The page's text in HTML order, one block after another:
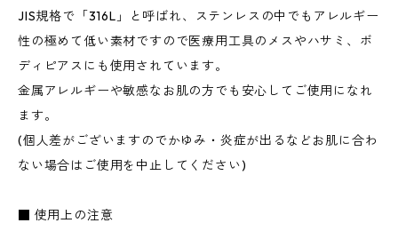
JIS規格で「316L」と呼ばれ、ステンレスの中でもアレルギー
性の極めて低い素材ですので医療用工具のメスやハサミ、ボ
ディピアスにも使用されています。
金属アレルギーや敏感なお肌の方でも安心してご使用になれ
ます。
(個人差がございますのでかゆみ・炎症が出るなどお肌に合わ
ない場合はご使用を中止してください)
■ 使用上の注意